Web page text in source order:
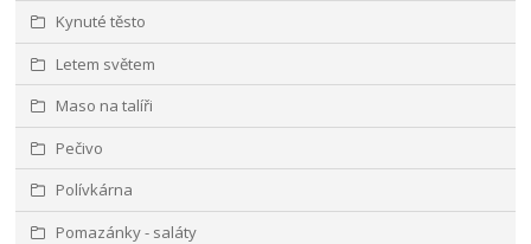
Kynuté těsto
Letem světem
Maso na talíři
Pečivo
Polívkárna
Pomazánky - saláty